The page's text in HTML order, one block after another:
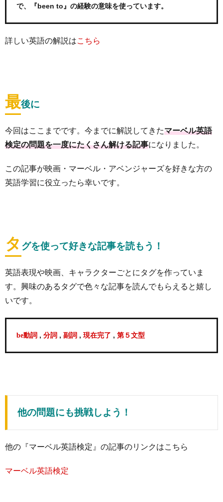
で、『been to』の経験の意味を使っています。
詳しい英語の解説はこちら
最後に
今回はここまでです。今までに解説してきたマーベル英語
検定の問題を一度にたくさん解ける記事になりました。
この記事が映画・マーベル・アベンジャーズを好きな方の
英語学習に役立ったら幸いです。
タ グを使って好きな記事を読もう！
英語表現や映画、キャラクターごとにタグを作っていま
す。興味のあるタグで色々な記事を読んでもらえると嬉し
いです。
be動詞 , 分詞 , 副詞 , 現在完了 , 第５文型
他の問題にも挑戦しよう！
他の『マーベル英語検定』の記事のリンクはこちら
マーベル英語検定